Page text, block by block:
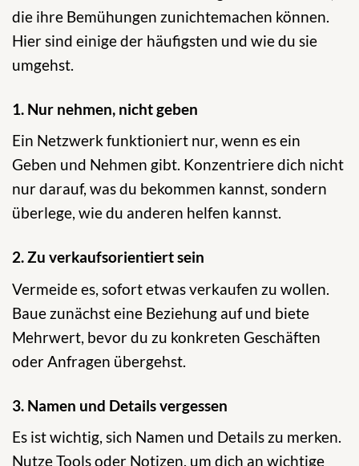
die ihre Bemühungen zunichtemachen können.
Hier sind einige der häufigsten und wie du sie
umgehst.
1. Nur nehmen, nicht geben
Ein Netzwerk funktioniert nur, wenn es ein
Geben und Nehmen gibt. Konzentriere dich nicht
nur darauf, was du bekommen kannst, sondern
überlege, wie du anderen helfen kannst.
2. Zu verkaufsorientiert sein
Vermeide es, sofort etwas verkaufen zu wollen.
Baue zunächst eine Beziehung auf und biete
Mehrwert, bevor du zu konkreten Geschäften
oder Anfragen übergehst.
3. Namen und Details vergessen
Es ist wichtig, sich Namen und Details zu merken.
Nutze Tools oder Notizen, um dich an wichtige